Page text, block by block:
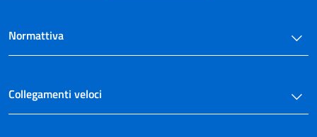
Normattiva
Collegamenti veloci